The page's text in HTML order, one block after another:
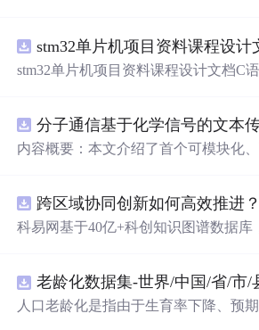
latformView原生交互机制，以及State
ollController/ensureVisible）、布局约束
stm32单片机项目资料课程设计文档C
内容概要：本文介绍了首个可模块化
扇控制气流，实现了基于化学扩散与流
制。研究展示了系统的非线性特性，验
验提供了低成本、易复现的硬件平台。; 适合人群：具备
子工程、通信系统或交叉学科背景，
通信或新型通信系统研究的科研人员及研究
跨区域协同创新如何高效推进
科易网基于40亿+科创知识图谱数据库
新领域的AI+数智化解决方案，推动科
智能化发展。
人口老龄化是指由于生育率下降、预